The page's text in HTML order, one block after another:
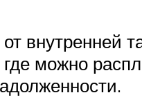
внутренней
можно